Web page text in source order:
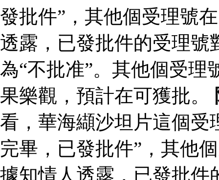
發批件”，其他個受理號
透露，已發批件的受理號
為“不批准”。其他個受理
果樂觀，預計在可獲批。
看，華海纈沙坦片這個受
完畢，已發批件”，其他
據知情人透露，已發批件